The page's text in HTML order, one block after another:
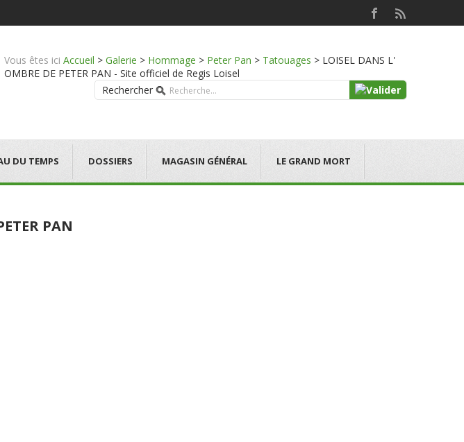
Vous êtes ici Accueil > Galerie > Hommage > Peter Pan > Tatouages > LOISEL DANS L'
OMBRE DE PETER PAN - Site officiel de Regis Loisel
Rechercher
DU TEMPS DOSSIERS MAGASIN GÉNÉRAL LE GRAND MORT
PAN